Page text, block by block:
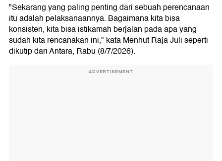
"Sekarang yang paling penting dari sebuah perencanaan
itu adalah pelaksanaannya. Bagaimana kita bisa
konsisten, kita bisa istikamah berjalan pada apa yang
sudah kita rencanakan ini," kata Menhut Raja Juli seperti
dikutip dari Antara, Rabu (8/7/2026).
ADVERTISEMENT